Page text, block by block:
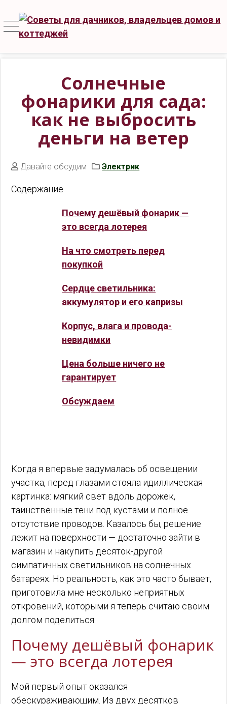
Солнечные
фонарики для сада:
как не выбросить
деньги на ветер
Давайте обсудим Электрик
Содержание
Почему дешёвый фонарик —
это всегда лотерея
На что смотреть перед
покупкой
Сердце светильника:
аккумулятор и его капризы
Корпус, влага и провода-
невидимки
Цена больше ничего не
гарантирует
Обсуждаем
Когда я впервые задумалась об освещении
участка, перед глазами стояла идиллическая
картинка: мягкий свет вдоль дорожек,
таинственные тени под кустами и полное
отсутствие проводов. Казалось бы, решение
лежит на поверхности — достаточно зайти в
магазин и накупить десяток-другой
симпатичных светильников на солнечных
батареях. Но реальность, как это часто бывает,
приготовила мне несколько неприятных
откровений, которыми я теперь считаю своим
долгом поделиться.
Почему дешёвый фонарик
— это всегда лотерея
Мой первый опыт оказался
обескураживающим. Из двух десятков